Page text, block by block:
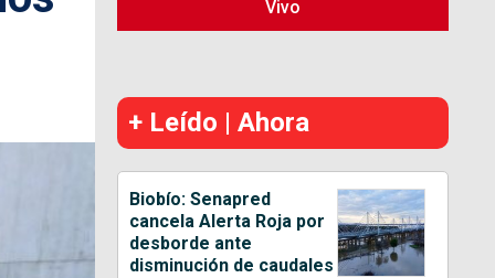
Vivo
+ Leído | Ahora
Biobío: Senapred
cancela Alerta Roja por
desborde ante
disminución de caudales